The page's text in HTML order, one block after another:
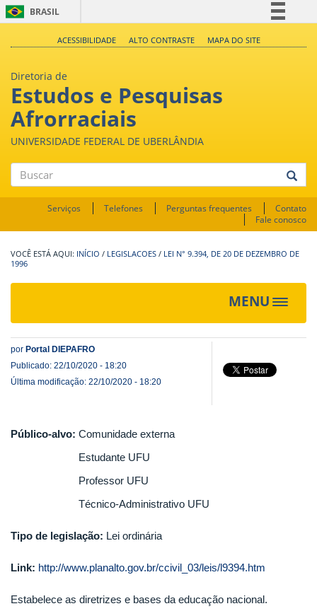
BRASIL
Acesso à informação
ACESSIBILIDADE ALTO CONTRASTE MAPA DO SITE
Diretoria de
Estudos e Pesquisas
Afrorraciais
UNIVERSIDADE FEDERAL DE UBERLÂNDIA
Buscar
Serviços Telefones Perguntas frequentes
Contato
Fale conosco
INÍCIO / LEGISLACOES / LEI N° 9.394, DE 20 DE DEZEMBRO DE
1996
MENU
Toggle
por Portal DIEPAFRO
Publicado: 22/10/2020 - 18:20
Última modificação: 22/10/2020 - 18:20
Público-alvo: Comunidade externa
Estudante UFU
Professor UFU
Técnico-Administrativo UFU
Tipo de legislação: Lei ordinária
Link: http://www.planalto.gov.br/ccivil_03/leis/l9394.htm
Estabelece as diretrizes e bases da educação nacional.